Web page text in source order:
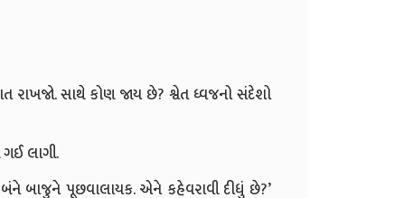
રાખજો. સાથે કોણ જાય છે? શ્વેત ધ્વજનો સંદેશો
લાગી.
બાજુને પૂછવાલાયક. એને કહેવરાવી દીધું છે?’